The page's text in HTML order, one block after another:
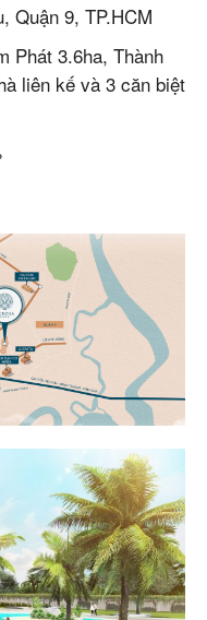
Quận 9, TP.HCM
Phát 3.6ha, Thành
liên kế và 3 căn biệt